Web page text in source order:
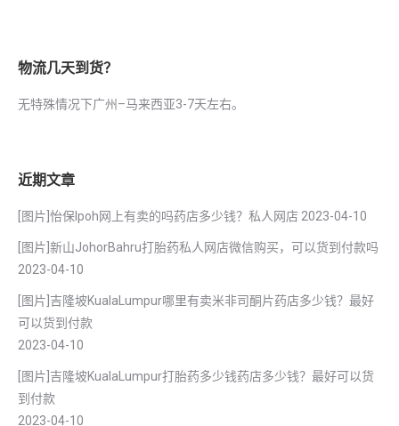
物流几天到货？
无特殊情况下广州–马来西亚3-7天左右。
近期文章
[图片]怡保lpoh网上有卖的吗药店多少钱？私人网店 2023-04-10
[图片]新山JohorBahru打胎药私人网店微信购买，可以货到付款吗
2023-04-10
[图片]吉隆坡KualaLumpur哪里有卖米非司酮片药店多少钱？最好
可以货到付款
2023-04-10
[图片]吉隆坡KualaLumpur打胎药多少钱药店多少钱？最好可以货
到付款
2023-04-10